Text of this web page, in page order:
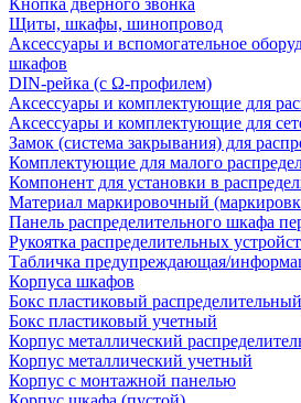
Кнопка дверного звонка
Щиты, шкафы, шинопровод
Аксессуары и вспомогательное
шкафов
DIN-рейка (с Ω-профилем)
Аксессуары и комплектующие для
Аксессуары и комплектующие для
Замок (система закрывания) для
Комплектующие для малого
Компонент для установки в
Материал маркировочный
Панель распределительного шкафа
Рукоятка распределительных
Табличка предупреждающая/
Корпуса шкафов
Бокс пластиковый распределительный
Бокс пластиковый учетный
Корпус металлический
Корпус металлический учетный
Корпус с монтажной панелью